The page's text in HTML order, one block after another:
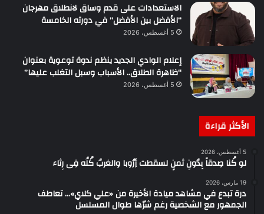
الاستعدادات على قدم وساق لانطلاق مهرجان
“الأفضل بين الأفضل” في دورته الخامسة
5 أغسطس، 2026
إعلام الوادي الجديد ينظم ندوة توعوية بعنوان
“ظاهرة الطلاق.. الأسباب وسبل التغلب عليها”
5 أغسطس، 2026
الأكثر قراءة
5 أغسطس، 2026
لو كُنا صِدقاً بِدُونِ ثمنٍ لسقطت أِرُوبا والغربُ كُلُه فِى رِثاء
19 مارس، 2026
درة تبدع في مشاهد ميادة الأخيرة من «علي كلاي»… تعاطف
الجمهور مع الشخصية رغم شرّها طوال المسلسل